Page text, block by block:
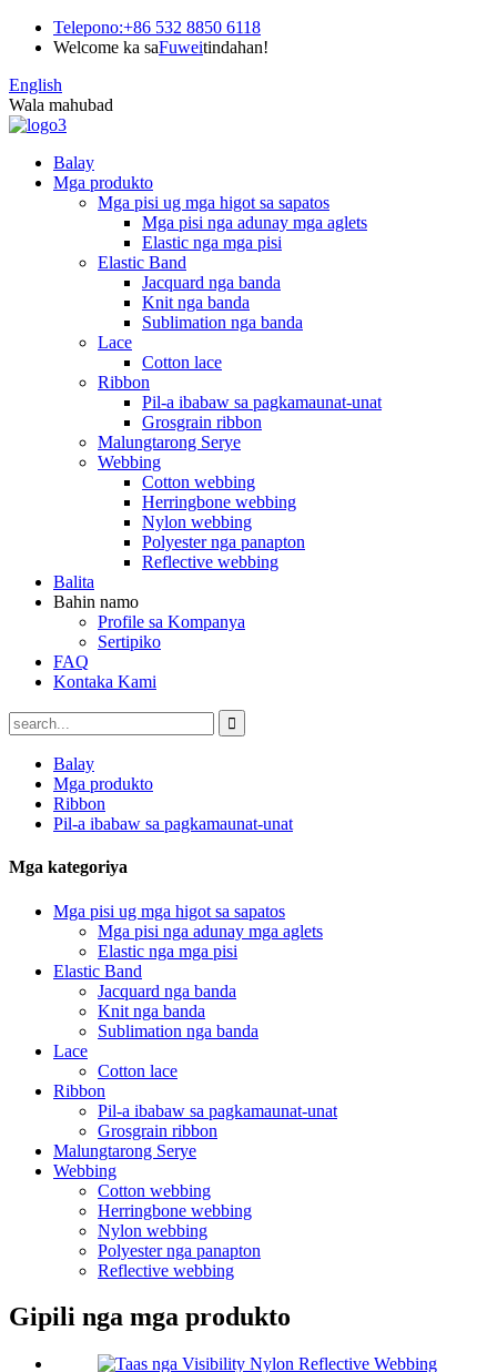
Telepono:+86 532 8850 6118
Welcome ka saFuweitindahan!
English
Wala mahubad
Balay
Mga produkto
Mga pisi ug mga higot sa sapatos
Mga pisi nga adunay mga aglets
Elastic nga mga pisi
Elastic Band
Jacquard nga banda
Knit nga banda
Sublimation nga banda
Lace
Cotton lace
Ribbon
Pil-a ibabaw sa pagkamaunat-unat
Grosgrain ribbon
Malungtarong Serye
Webbing
Cotton webbing
Herringbone webbing
Nylon webbing
Polyester nga panapton
Reflective webbing
Balita
Bahin namo
Profile sa Kompanya
Sertipiko
FAQ
Kontaka Kami
Balay
Mga produkto
Ribbon
Pil-a ibabaw sa pagkamaunat-unat
Mga kategoriya
Mga pisi ug mga higot sa sapatos
Mga pisi nga adunay mga aglets
Elastic nga mga pisi
Elastic Band
Jacquard nga banda
Knit nga banda
Sublimation nga banda
Lace
Cotton lace
Ribbon
Pil-a ibabaw sa pagkamaunat-unat
Grosgrain ribbon
Malungtarong Serye
Webbing
Cotton webbing
Herringbone webbing
Nylon webbing
Polyester nga panapton
Reflective webbing
Gipili nga mga produkto